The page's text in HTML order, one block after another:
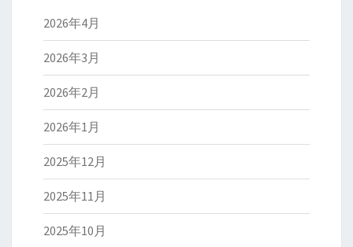
2026年4月
2026年3月
2026年2月
2026年1月
2025年12月
2025年11月
2025年10月